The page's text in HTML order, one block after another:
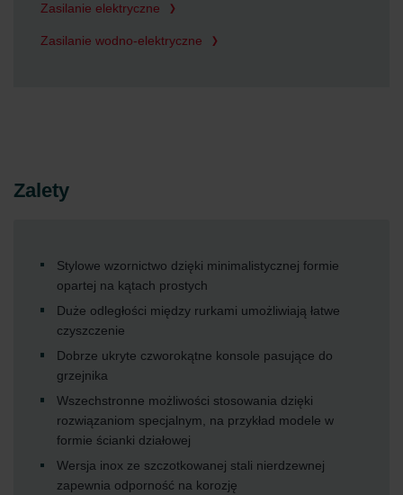
Zasilanie elektryczne
Zasilanie wodno-elektryczne
Zalety
Stylowe wzornictwo dzięki minimalistycznej formie
opartej na kątach prostych
Duże odległości między rurkami umożliwiają łatwe
czyszczenie
Dobrze ukryte czworokątne konsole pasujące do
grzejnika
Wszechstronne możliwości stosowania dzięki
rozwiązaniom specjalnym, na przykład modele w
formie ścianki działowej
Wersja inox ze szczotkowanej stali nierdzewnej
zapewnia odporność na korozję